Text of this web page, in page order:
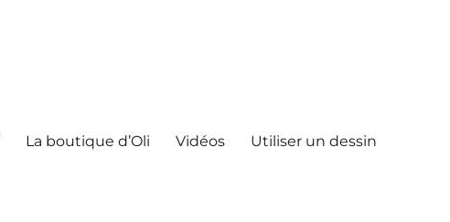
La boutique d’Oli Vidéos Utiliser un dessin